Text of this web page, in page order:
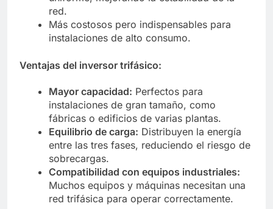
red.
Más costosos pero indispensables para
instalaciones de alto consumo.
Ventajas del inversor trifásico:
Mayor capacidad: Perfectos para
instalaciones de gran tamaño, como
fábricas o edificios de varias plantas.
Equilibrio de carga: Distribuyen la energía
entre las tres fases, reduciendo el riesgo de
sobrecargas.
Compatibilidad con equipos industriales:
Muchos equipos y máquinas necesitan una
red trifásica para operar correctamente.